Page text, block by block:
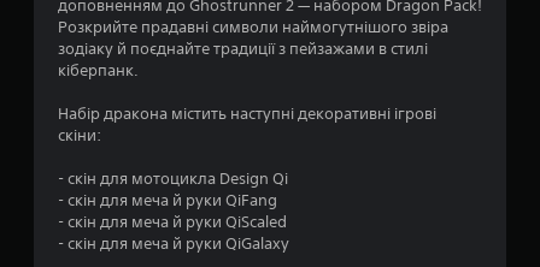
доповненням до Ghostrunner 2 — набором Dragon Pack!
Розкрийте прадавні символи наймогутнішого звіра
зодіаку й поєднайте традиції з пейзажами в стилі
кіберпанк.
Набір дракона містить наступні декоративні ігрові
скіни:
- скін для мотоцикла Design Qi
- скін для меча й руки QiFang
- скін для меча й руки QiScaled
- скін для меча й руки QiGalaxy